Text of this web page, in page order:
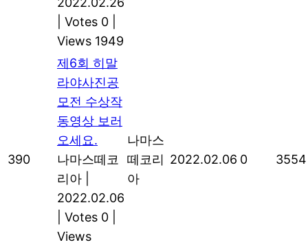
Votes 0
Views 1949
390
제6회 히말
라야사진공
모전 수상작
동영상 보러
오세요.
나마스떼코
리아
2022.02.06
Votes 0
Views
나마스
떼코리
아
2022.02.06 0 3554